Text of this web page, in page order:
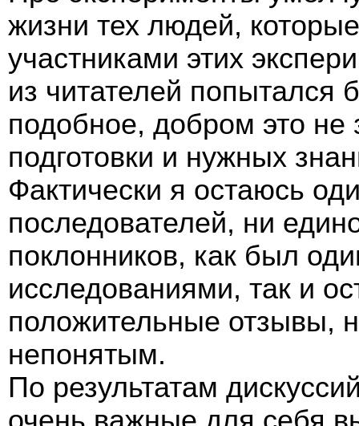
жизни тех людей,
участниками этих
из читателей попытался
подобное, добром это не
подготовки и нужных
Фактически я остаюсь
последователей, ни
поклонников, как был
исследованиями, так и
положительные отзывы,
непонятым.
По результатам